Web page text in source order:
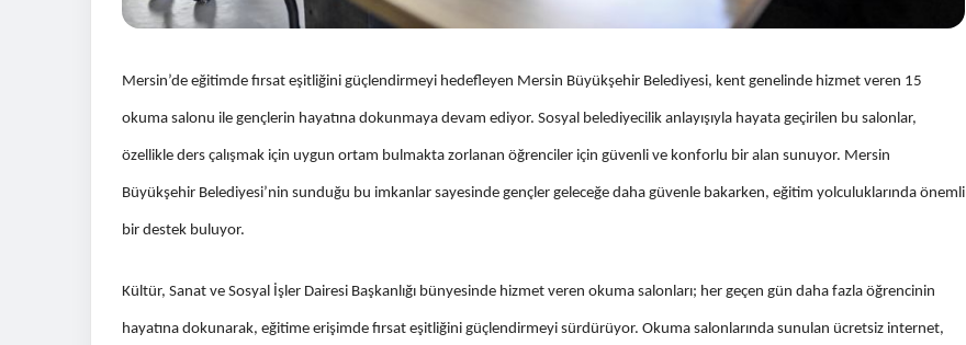
Mersin’de eğitimde fırsat eşitliğini güçlendirmeyi hedefleyen Mersin Büyükşehir Belediyesi, kent genelinde hizmet veren 15
okuma salonu ile gençlerin hayatına dokunmaya devam ediyor. Sosyal belediyecilik anlayışıyla hayata geçirilen bu salonlar,
özellikle ders çalışmak için uygun ortam bulmakta zorlanan öğrenciler için güvenli ve konforlu bir alan sunuyor. Mersin
Büyükşehir Belediyesi’nin sunduğu bu imkanlar sayesinde gençler geleceğe daha güvenle bakarken, eğitim yolculuklarında önemli
bir destek buluyor.
Kültür, Sanat ve Sosyal İşler Dairesi Başkanlığı bünyesinde hizmet veren okuma salonları; her geçen gün daha fazla öğrencinin
hayatına dokunarak, eğitime erişimde fırsat eşitliğini güçlendirmeyi sürdürüyor. Okuma salonlarında sunulan ücretsiz internet,